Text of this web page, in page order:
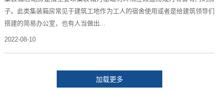
子。此类集装箱房常见于建筑工地作为工人的宿舍使用或者是给建筑领导们
搭建的简易办公室，也有人当做出...
2022-08-10